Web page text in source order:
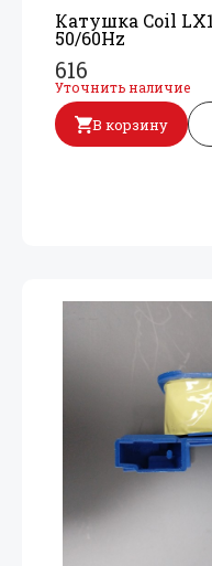
Катушка Coil
50/60Hz
616
Уточнить наличие
В корзину